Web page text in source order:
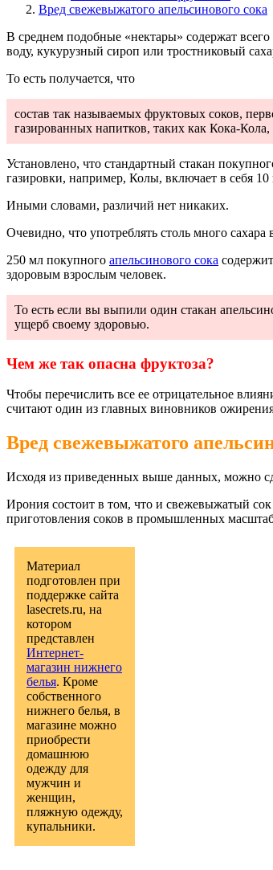
Вред свежевыжатого апельсинового сока
В среднем подобные «нектары» содержат
воду, кукурузный сироп или тростниковый
То есть получается, что
состав так называемых фруктовых соков,
газированных напитков, таких как Кока-
Установлено, что стандартный стакан
газировки, например, Колы, включает в себя
Иными словами, различий нет никаких.
Очевидно, что употреблять столь много
250 мл покупного апельсинового сока
здоровым взрослым человек.
То есть если вы выпили один стакан
ущерб своему здоровью.
Чем же так опасна фруктоза?
Чтобы перечислить все ее отрицательное
считают один из главных виновников
Вред свежевыжатого
Исходя из приведенных выше данных, можно
Ирония состоит в том, что и свежевыжатый
приготовления соков в промышленных
Материал
подготовлен при
поддержке сайта
lasecrets.ru, на
котором
представлен
Интернет-
магазин нижнего
белья. Кроме
собственного
нижнего белья, в
магазине можно
приобрести
домашнюю
одежду для
мужчин и
женщин,
пляжную одежду,
купальники.